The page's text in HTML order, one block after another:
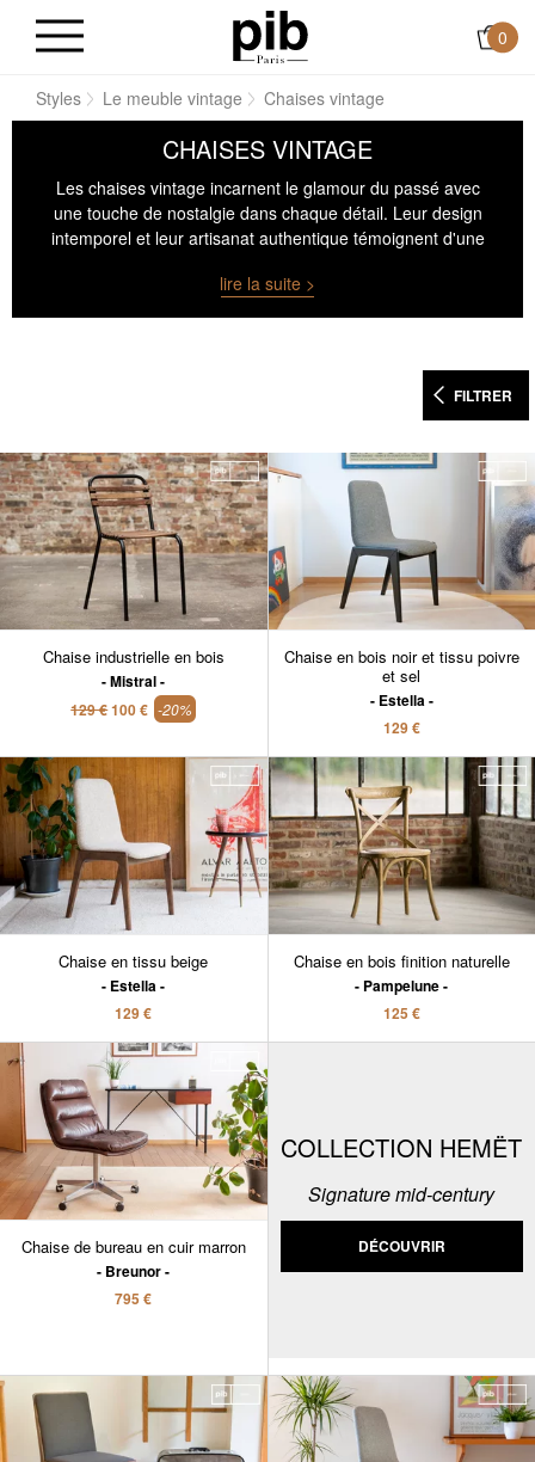
0
Styles Le meuble vintage Chaises vintage
CHAISES VINTAGE
Les chaises vintage incarnent le glamour du passé avec
une touche de nostalgie dans chaque détail. Leur design
intemporel et leur artisanat authentique témoignent d'une
à nos espaces contemporains. Chaque
raconte une histoire unique, invitant à s'asseoir et à revivre
lire la suite >
FILTRER
Chaise industrielle en bois
Mistral
129 €100 € -20%
Chaise en bois noir et tissu poivre
et sel
Estella
129 €
Chaise en tissu beige
Estella
129 €
Chaise en bois finition naturelle
Pampelune
125 €
Chaise de bureau en cuir marron
Breunor
795 €
COLLECTION HEMËT
Signature mid-century
DÉCOUVRIR